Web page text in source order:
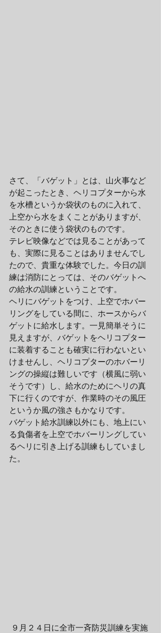
さて、「バゲット」とは、山火事など
が起こったとき、ヘリコプターから水
を水槽というか袋状のものに入れて、
上空から水をまくことがありますが、
そのときに使う袋状のものです。
テレビ映像などでは見ることがあって
も、実際に見ることはありませんでし
たので、貴重な体験でした。今日の訓
練は消防にとっては、そのバゲットへ
の給水の訓練ということです。
ヘリにバゲットをつけ、上空でホバー
リングをしている間に、ホースからバ
ゲットに給水します。一見簡単そうに
見えますが、バゲットをヘリコプター
に装着することも確実に行わないとい
けませんし、ヘリコプターのホバーリ
ングの操縦は難しいです（横風に弱い
そうです）し、給水のためにヘリの真
下に行くのですが、作業時のその風圧
というか風の強さもかなりです。
バゲット給水訓練以外にも、地上にい
る負傷者を上空でホバーリングしてい
るヘリに引き上げる訓練もしていまし
た。